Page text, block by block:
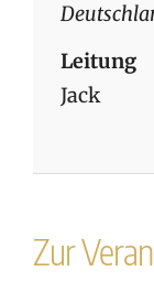
Leitung
Jack
Zur